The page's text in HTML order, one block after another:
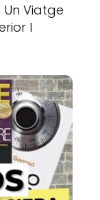
Un Viatge
I